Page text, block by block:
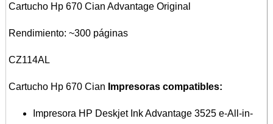
Cartucho Hp 670 Cian Advantage Original
Rendimiento: ~300 páginas
CZ114AL
Cartucho Hp 670 Cian Impresoras compatibles:
Impresora HP Deskjet Ink Advantage 3525 e-All-in-